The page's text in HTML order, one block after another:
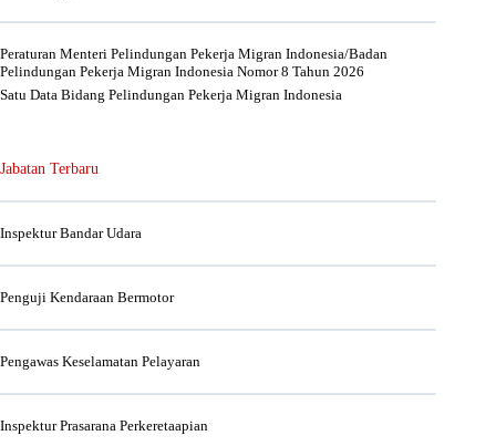
Peraturan Menteri Pelindungan Pekerja Migran Indonesia/Badan
Pelindungan Pekerja Migran Indonesia Nomor 8 Tahun 2026
Satu Data Bidang Pelindungan Pekerja Migran Indonesia
Jabatan Terbaru
Inspektur Bandar Udara
Penguji Kendaraan Bermotor
Pengawas Keselamatan Pelayaran
Inspektur Prasarana Perkeretaapian